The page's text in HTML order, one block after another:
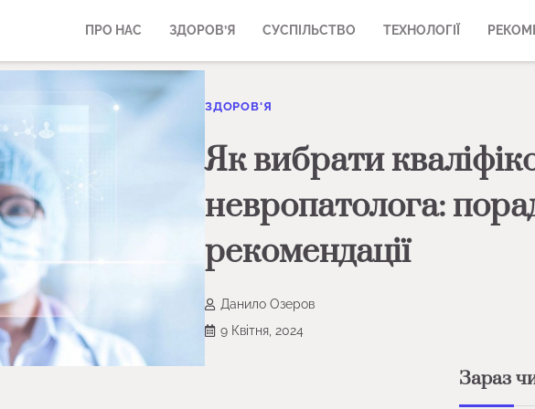
ПРО НАС ЗДОРОВ’Я СУСПІЛЬСТВО ТЕХНОЛОГІЇ
ЗДОРОВ'Я
Як вибрати
невропатолога:
рекомендації
Данило Озеров
9 Квітня, 2024
Зараз